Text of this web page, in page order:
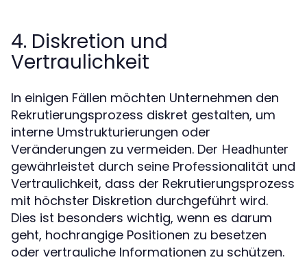
4. Diskretion und
Vertraulichkeit
In einigen Fällen möchten Unternehmen den
Rekrutierungsprozess diskret gestalten, um
interne Umstrukturierungen oder
Veränderungen zu vermeiden. Der Headhunter
gewährleistet durch seine Professionalität und
Vertraulichkeit, dass der Rekrutierungsprozess
mit höchster Diskretion durchgeführt wird.
Dies ist besonders wichtig, wenn es darum
geht, hochrangige Positionen zu besetzen
oder vertrauliche Informationen zu schützen.